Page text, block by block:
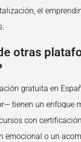
el
otras
gratuita en
tienen un enfoque
con
emocional o un